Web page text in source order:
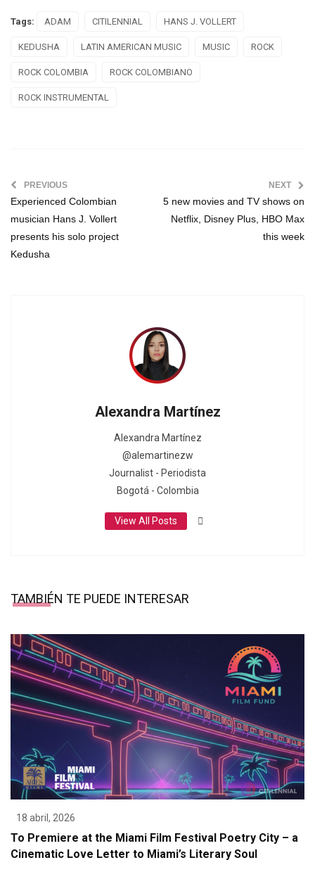
Tags: ADAM CITILENNIAL HANS J. VOLLERT
KEDUSHA LATIN AMERICAN MUSIC MUSIC ROCK
ROCK COLOMBIA ROCK COLOMBIANO
ROCK INSTRUMENTAL
PREVIOUS
Experienced Colombian
musician Hans J. Vollert
presents his solo project
Kedusha
NEXT
5 new movies and TV shows on
Netflix, Disney Plus, HBO Max
this week
Alexandra Martínez
Alexandra Martínez
@alemartinezw
Journalist - Periodista
Bogotá - Colombia
View All Posts
TAMBIÉN TE PUEDE INTERESAR
18 abril, 2026
To Premiere at the Miami Film Festival Poetry City – a
Cinematic Love Letter to Miami’s Literary Soul